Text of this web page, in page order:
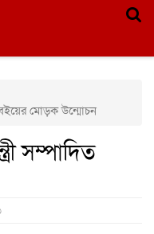
বইয়ের মোড়ক উন্মোচন
সম্পাদিত